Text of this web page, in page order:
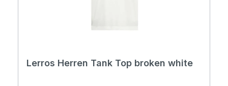
Lerros Herren Tank Top broken white